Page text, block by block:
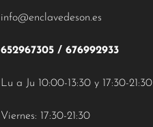
info@enclavedeson.es
652967305/ 676992933
Lu a Ju 10:00-13:30 y 17:30-21:30
Viernes: 17:30-21:30